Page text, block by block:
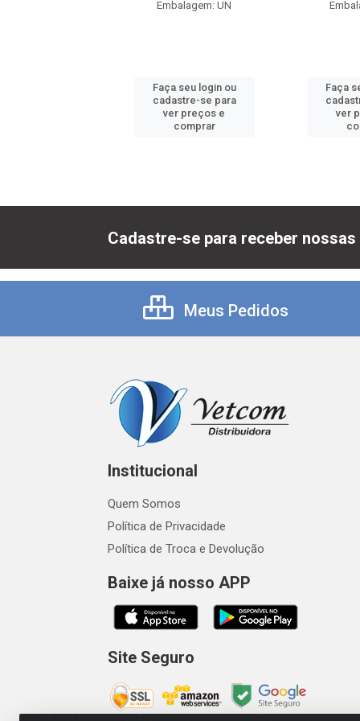
Embalagem: UN
Faça seu login ou
cadastre-se para
ver preços e
comprar
Faça
ver
Cadastre-se para receber
Meus Pedidos
Institucional
Quem Somos
Política de Privacidade
Política de Troca e Devolução
Baixe já nosso APP
Site Seguro